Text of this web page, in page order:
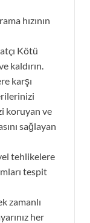
hızının
Kötü
kaldırın.
karşı
koruyan ve
sağlayan
tehlikelere
tespit
zamanlı
her